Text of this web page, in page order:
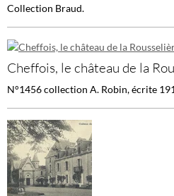
Collection Braud.
Cheffois, le château de la
N°1456 collection A. Robin, écrite